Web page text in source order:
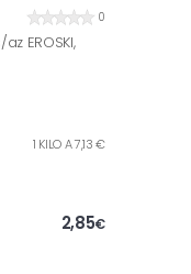
0
EROSKI,
1 KILO A 7,13 €
2,85€